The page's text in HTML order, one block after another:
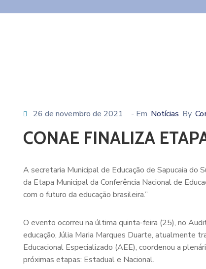
26 de novembro de 2021 - Em Notícias By
CONAE FINALIZA
A secretaria Municipal de Educação de Sapucaia do
da Etapa Municipal da Conferência Nacional de
com o futuro da educação brasileira.”
O evento ocorreu na última quinta-feira (25), no
educação, Júlia Maria Marques Duarte, atualmente
Educacional Especializado (AEE), coordenou a
próximas etapas: Estadual e Nacional.